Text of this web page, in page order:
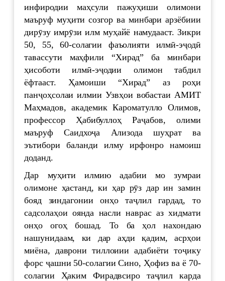
инфиродии маҳсули пажуҳиши олимони
маъруф муҳити созгор ва минбари арзёбиии
дирӯзу имрӯзи илм муҳайё намудааст. Зикри
50, 55, 60-солагии фаъолияти илмӣ-эҷодӣ
тавассути маҳфили “Хирад” ба минбари
ҳисоботи илмӣ-эҷодии олимон табдил
ёфтааст. Ҳамоиши “Хирад” аз роҳи
панҷоҳсолаи илмии Узвҳои вобастаи АМИТ
Маҳмадов, академик Кароматулло Олимов,
профессор Ҳабибуллоҳ Раҷабов, олими
маъруф Саидхоҷа Ализода шуҳрат ва
эътибори баланди илму ирфонро намоиш
доданд.
Дар муҳити илмию адабии мо зумраи
олимоне ҳастанд, ки ҳар рӯз дар ин замин
бояд зиндагонии онҳо таҷлил гардад, то
садсолаҳои оянда насли наврас аз хидмати
онҳо огоҳ бошад. То ба ҳол нахондаю
нашунидаам, ки дар аҳди қадим, асрҳои
миёна, даврони тиллоиии адабиёти тоҷику
форс ҷашни 50-солагии Сино, Ҳофиз ва ё 70-
солагии Ҳаким Фирадвсиро таҷлил карда